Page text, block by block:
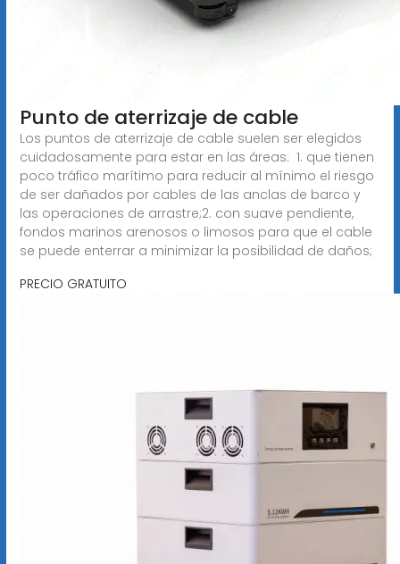
Punto de aterrizaje de cable
Los puntos de aterrizaje de cable suelen ser elegidos
cuidadosamente para estar en las áreas: ​ 1. que tienen
poco tráfico marítimo para reducir al mínimo el riesgo
de ser dañados por cables de las anclas de barco y
las operaciones de arrastre;2. con suave pendiente,
fondos marinos arenosos o limosos para que el cable
se puede enterrar a minimizar la posibilidad de daños;
PRECIO GRATUITO